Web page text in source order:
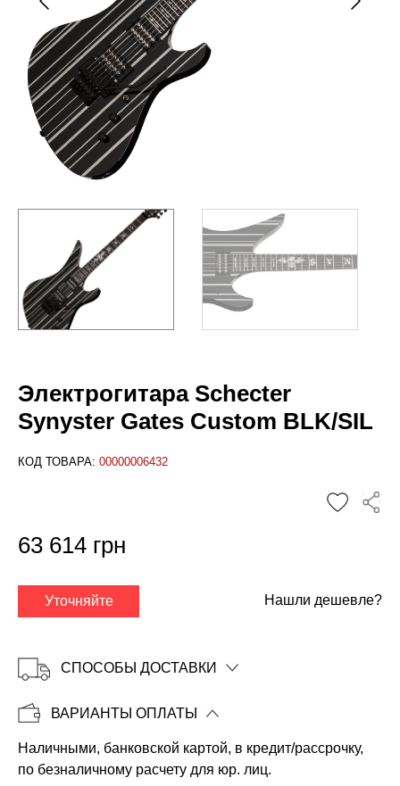
Электрогитара Schecter
Synyster Gates Custom BLK/SIL
КОД ТОВАРА: 00000006432
Копировать
63 614 грн
Уточняйте Нашли дешевле?
СПОСОБЫ ДОСТАВКИ
ВАРИАНТЫ ОПЛАТЫ
Наличными, банковской картой, в кредит/рассрочку,
по безналичному расчету для юр. лиц.